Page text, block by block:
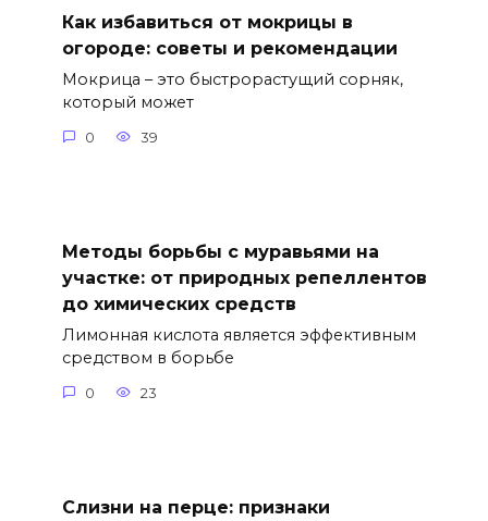
Как избавиться от мокрицы в
огороде: советы и рекомендации
Мокрица – это быстрорастущий сорняк,
который может
0 39
Методы борьбы с муравьями на
участке: от природных репеллентов
до химических средств
Лимонная кислота является эффективным
средством в борьбе
0 23
Слизни на перце: признаки